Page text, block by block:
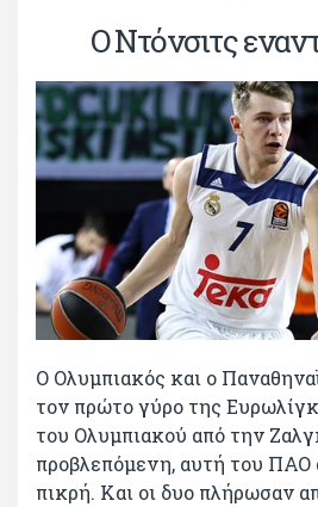
Ο Ντόνσιτς
Ο Ολυμπιακός και ο
τον πρώτο γύρο της
του Ολυμπιακού από την
προβλεπόμενη, αυτή του ΠΑΟ
πικρή. Και οι δυο πλήρωσαν